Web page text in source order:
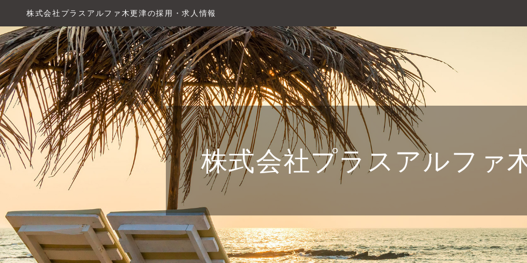
株式会社プラスアルファ木更津の採用・求人情報
株式会社プラスアルファ